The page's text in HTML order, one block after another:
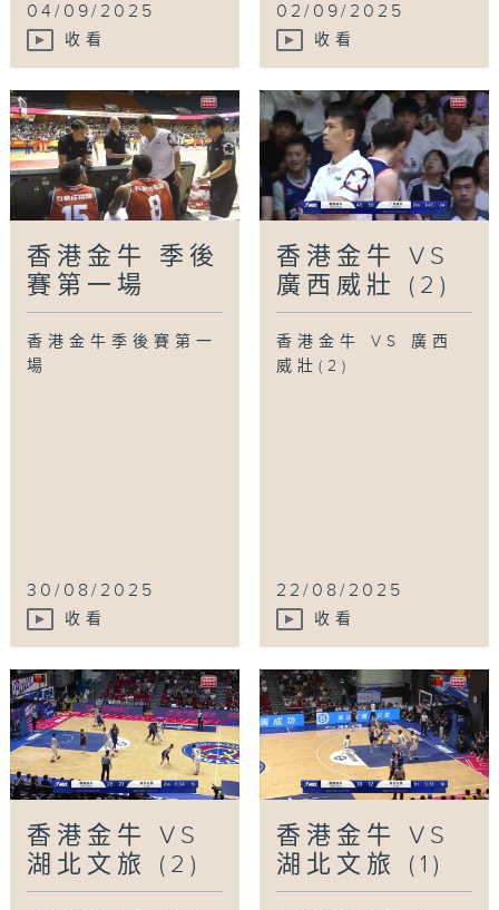
04/09/2025
收看
02/09/2025
收看
香港金牛 季後
賽第一場
香港金牛季後賽第一
場
30/08/2025
收看
香港金牛 VS
廣西威壯 (2)
香港金牛 VS 廣西
威壯(2)
22/08/2025
收看
香港金牛 VS
湖北文旅 (2)
香港金牛 VS
湖北文旅 (1)